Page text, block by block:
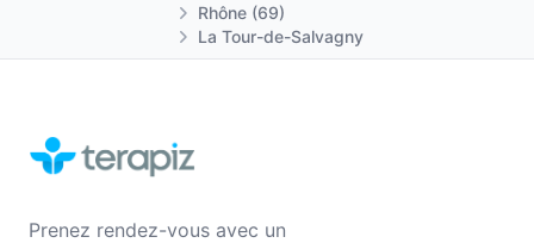
Rhône (69)
La Tour-de-Salvagny
Prenez rendez-vous avec un